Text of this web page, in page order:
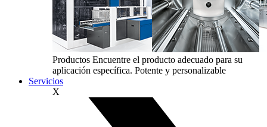
Productos Encuentre el producto adecuado para su
aplicación específica. Potente y personalizable
Servicios
X